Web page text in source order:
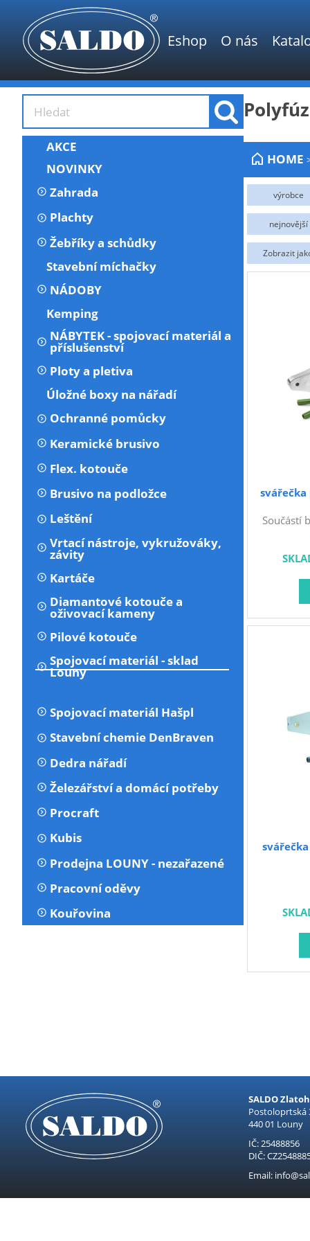
Eshop O nás
AKCE
NOVINKY
Zahrada
Plachty
Žebříky a schůdky
Stavební míchačky
NÁDOBY
Kemping
NÁBYTEK - spojovací materiál a
příslušenství
Ploty a pletiva
Úložné boxy na nářadí
Ochranné pomůcky
Keramické brusivo
Flex. kotouče
Brusivo na podložce
Leštění
Vrtací nástroje, vykružováky,
závity
Kartáče
Diamantové kotouče a
oživovací kameny
Pilové kotouče
Spojovací materiál - sklad
Louny
Spojovací materiál Hašpl
Stavební chemie DenBraven
Dedra nářadí
Železářství a domácí potřeby
Procraft
Kubis
Prodejna LOUNY - nezařazené
Pracovní oděvy
Kouřovina
HOME
výrobce
Procraft
Na
nejnovější
Zobrazit
Součástí
Regulace
určena k
SALDO
Postoloprtská
440 01 Louny
IČ: 25488856
DIČ:
Email: